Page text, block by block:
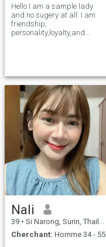
Hello I am a sample lady
and no sugery at all. I am
friendship,
personality,loyalty,and
Nali
39 • Si Narong, Surin, Thailande
Cherchant: Homme 34 - 55